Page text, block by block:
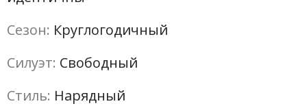
Сезон: Круглогодичный
Силуэт: Свободный
Стиль: Нарядный